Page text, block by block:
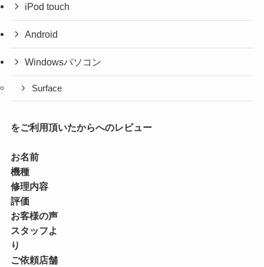
iPod touch
Android
Windowsパソコン
Surface
をご利用頂いたからへのレビュー
お名前
機種
修理内容
評価
お客様の声
スタッフよ
り
ご依頼店舗